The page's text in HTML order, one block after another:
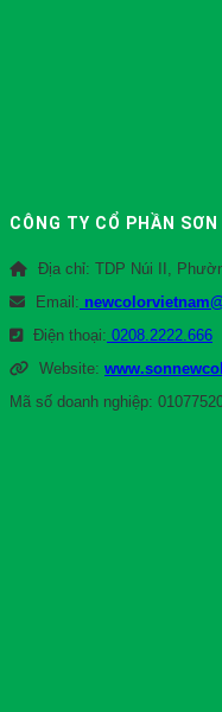
CÔNG TY CỔ PHẦN
Địa chỉ: TDP Núi II,
Email:
Điện thoại: 0208.2222.666
Website:
Mã số doanh nghiệp: